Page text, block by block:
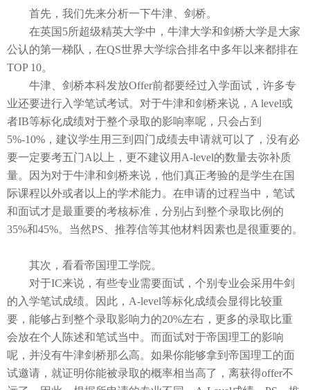
首先 ， 我们先来分析一下牛津、剑桥。
在英国 5所超级精英大学中，牛津大学和剑桥大学是大家
公认的第一梯队，在QS世界大学综合排名中多年以来都排在
TOP 10。
牛津、剑桥本科发放Offer前都要经过入学面试，许多专
业还要进行入学笔试考试。 对于牛津和剑桥来说， A level或
者IB等标化成绩对于整个录取的影响率呢，只会占到
5%-10%，建议学生用三到四门成绩去申请就可以了，没有必
要一定要考五门A以上，更不建议用 A-level的数量去弥补质
量。因为对于牛津和剑桥来说，他们真正考验的是学生在国
际课程以外或者以上的学术能力。 在申请的过程当中，笔试
和面试才是最重要的考核标准，分别占到整个录取比例的
35%和45%。 当然PS、推荐信等其他材料因素也是很重要的。
其次，看看帝国理工学院。
对于IC来说，有些专业需要面试，个别专业会采用牛剑
的入学笔试成绩。因此，A-level等标化成绩会显得比较重
要，能够占到整个录取影响力的20%左右，更多的录取比重
会放在个人陈述和笔试当中。而面试对于帝国理工的影响
呢，并没有牛津剑桥那么高。如果你能够拿到帝国理工的面
试邀请，就证明你能被录取的概率相当高了，离获得offer不